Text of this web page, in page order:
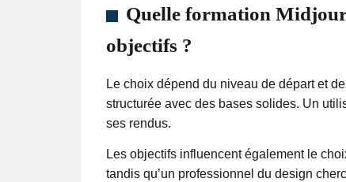
Quelle formation
objectifs ?
Le choix dépend du niveau de départ et
structurée avec des bases solides. Un
ses rendus.
Les objectifs influencent également le
tandis qu’un professionnel du design